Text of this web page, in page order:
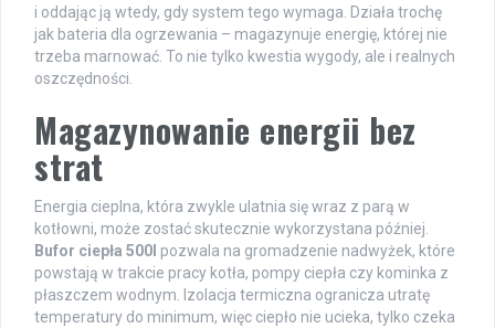
i oddając ją wtedy, gdy system tego wymaga. Działa trochę
jak bateria dla ogrzewania – magazynuje energię, której nie
trzeba marnować. To nie tylko kwestia wygody, ale i realnych
oszczędności.
Magazynowanie energii bez
strat
Energia cieplna, która zwykle ulatnia się wraz z parą w
kotłowni, może zostać skutecznie wykorzystana później.
Bufor ciepła 500l pozwala na gromadzenie nadwyżek, które
powstają w trakcie pracy kotła, pompy ciepła czy kominka z
płaszczem wodnym. Izolacja termiczna ogranicza utratę
temperatury do minimum, więc ciepło nie ucieka, tylko czeka